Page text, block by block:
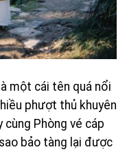
một cái tên quá nổi
phượt thủ khuyên
cùng Phòng vé cáp
bảo tàng lại được